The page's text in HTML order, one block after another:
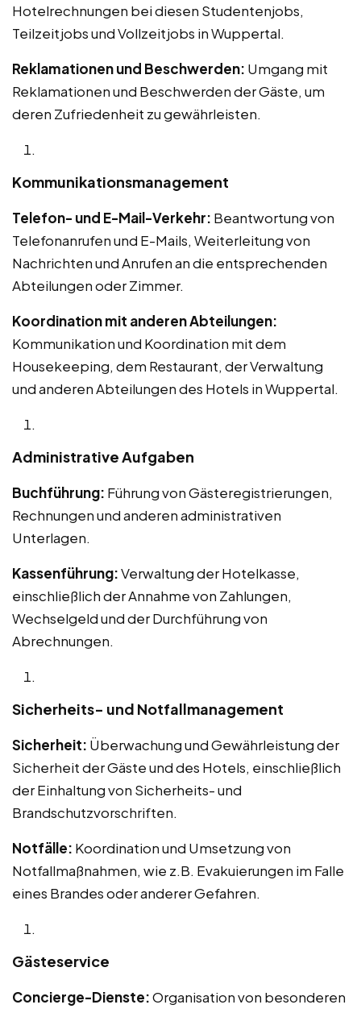
Hotelrechnungen bei diesen Studentenjobs,
Teilzeitjobs und Vollzeitjobs in Wuppertal.
Reklamationen und Beschwerden: Umgang mit
Reklamationen und Beschwerden der Gäste, um
deren Zufriedenheit zu gewährleisten.
Kommunikationsmanagement
Telefon- und E-Mail-Verkehr: Beantwortung von
Telefonanrufen und E-Mails, Weiterleitung von
Nachrichten und Anrufen an die entsprechenden
Abteilungen oder Zimmer.
Koordination mit anderen Abteilungen:
Kommunikation und Koordination mit dem
Housekeeping, dem Restaurant, der Verwaltung
und anderen Abteilungen des Hotels in Wuppertal.
Administrative Aufgaben
Buchführung: Führung von Gästeregistrierungen,
Rechnungen und anderen administrativen
Unterlagen.
Kassenführung:Verwaltung der Hotelkasse,
einschließlich der Annahme von Zahlungen,
Wechselgeld und der Durchführung von
Abrechnungen.
Sicherheits- und Notfallmanagement
Sicherheit: Überwachung und Gewährleistung der
Sicherheit der Gäste und des Hotels, einschließlich
der Einhaltung von Sicherheits- und
Brandschutzvorschriften.
Notfälle: Koordination und Umsetzung von
Notfallmaßnahmen, wie z.B. Evakuierungen im Falle
eines Brandes oder anderer Gefahren.
Gästeservice
Concierge-Dienste:Organisation von besonderen